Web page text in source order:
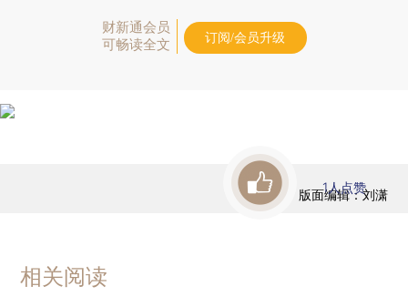
财新通会员
可畅读全文
订阅/会员升级
版面编辑：刘潇
1人点赞
相关阅读